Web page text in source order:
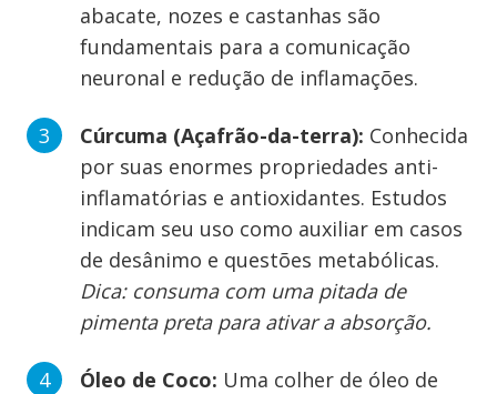
abacate, nozes e castanhas são
fundamentais para a comunicação
neuronal e redução de inflamações.
Cúrcuma (Açafrão-da-terra): Conhecida
por suas enormes propriedades anti-
inflamatórias e antioxidantes. Estudos
indicam seu uso como auxiliar em casos
de desânimo e questões metabólicas.
Dica: consuma com uma pitada de
pimenta preta para ativar a absorção.
Óleo de Coco: Uma colher de óleo de